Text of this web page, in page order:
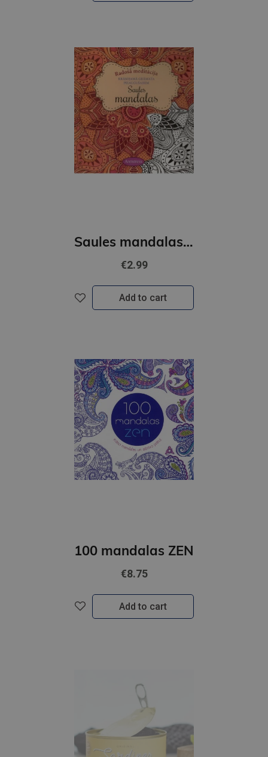
Saules mandalas Radošā meditācija
€2.99
Add to cart
100 mandalas ZEN
€8.75
Add to cart